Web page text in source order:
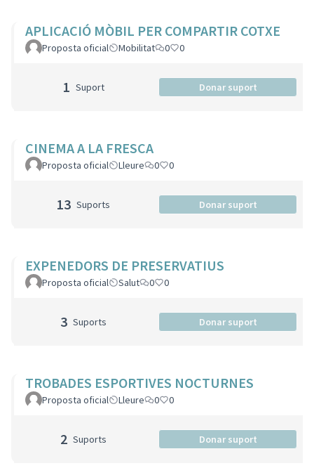
APLICACIÓ MÒBIL PER COMPARTIR COTXE
Proposta oficial Mobilitat 0 0
1 Suport Donar suport
CINEMA A LA FRESCA
Proposta oficial Lleure 0 0
13 Suports Donar suport
EXPENEDORS DE PRESERVATIUS
Proposta oficial Salut 0 0
3 Suports Donar suport
TROBADES ESPORTIVES NOCTURNES
Proposta oficial Lleure 0 0
2 Suports Donar suport